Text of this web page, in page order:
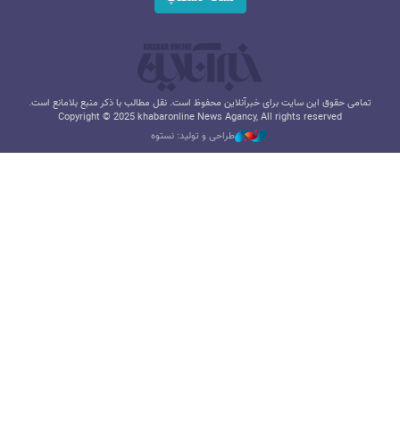
تمامی حقوق این سایت برای خبرآنلاین محفوظ است. نقل مطالب با ذکر منبع بلامانع است.
Copyright © 2025 khabaronline News Agancy, All rights reserved
طراحی و تولید: نستوه